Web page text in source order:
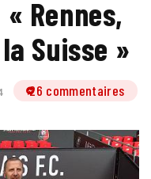
Rennes,
Suisse »
26 commentaires